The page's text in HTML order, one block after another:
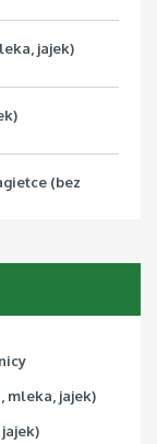
jajek)
(bez
mleka, jajek)